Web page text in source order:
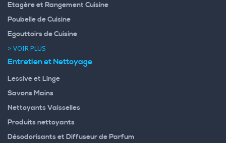
Etagère et Rangement Cuisine
Poubelle de Cuisine
Egouttoirs de Cuisine
> VOIR PLUS
Entretien et Nettoyage
Lessive et Linge
Savons Mains
Nettoyants Vaisselles
Produits nettoyants
Désodorisants et Diffuseur de Parfum